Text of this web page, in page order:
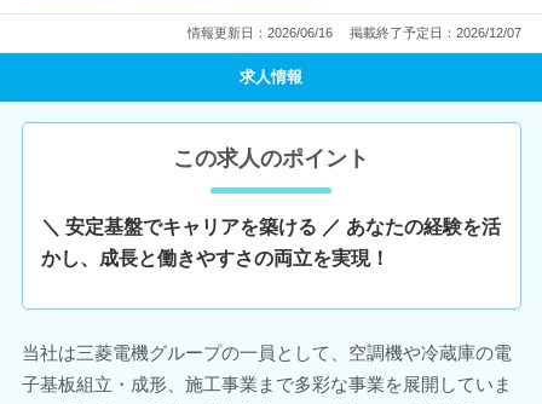
情報更新日：2026/06/16 掲載終了予定日：2026/12/07
求人情報
この求人のポイント
＼ 安定基盤でキャリアを築ける ／ あなたの経験を活
かし、成長と働きやすさの両立を実現！
当社は三菱電機グループの一員として、空調機や冷蔵庫の電
子基板組立・成形、施工事業まで多彩な事業を展開していま